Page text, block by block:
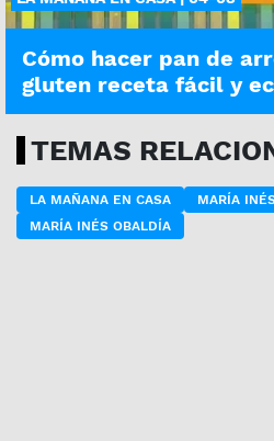
Cómo hacer pan de
gluten receta fácil y
TEMAS
LA MAÑANA EN CASA
MARÍA
MARÍA INÉS OBALDÍA